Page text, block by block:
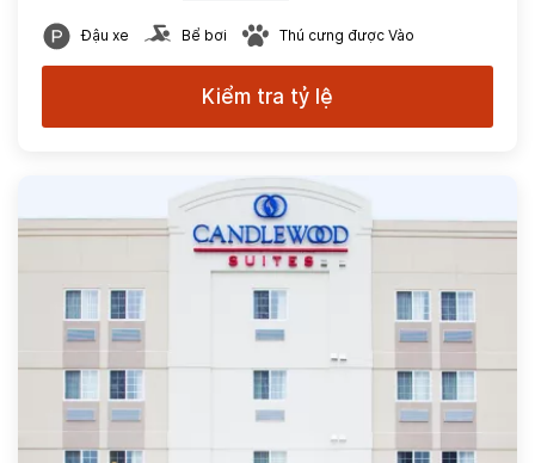
Đậu xe Bể bơi Thú cưng được Vào
Kiểm tra tỷ lệ